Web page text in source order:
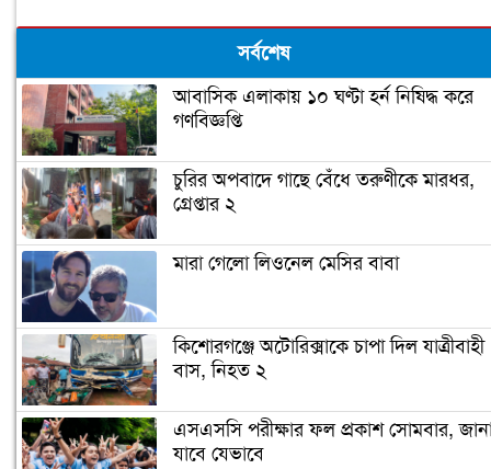
সর্বশেষ
আবাসিক এলাকায় ১০ ঘণ্টা হর্ন নিষিদ্ধ করে
গণবিজ্ঞপ্তি
চুরির অপবাদে গাছে বেঁধে তরুণীকে মারধর,
গ্রেপ্তার ২
মারা গেলো লিওনেল মেসির বাবা
কিশোরগঞ্জে অটোরিক্সাকে চাপা দিল যাত্রীবাহী
বাস, নিহত ২
এসএসসি পরীক্ষার ফল প্রকাশ সোমবার,
যাবে যেভাবে